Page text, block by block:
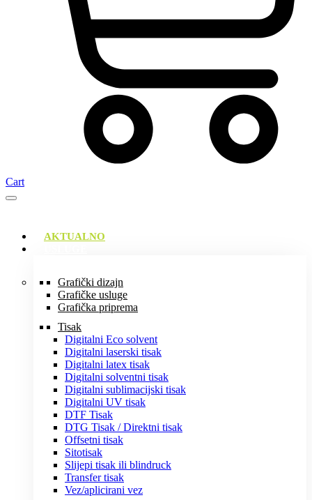
Cart
AKTUALNO
Grafički dizajn
Grafičke usluge
Grafička priprema
Tisak
Digitalni Eco solvent
Digitalni laserski tisak
Digitalni latex tisak
Digitalni solventni tisak
Digitalni sublimacijski tisak
Digitalni UV tisak
DTF Tisak
DTG Tisak / Direktni tisak
Offsetni tisak
Sitotisak
Slijepi tisak ili blindruck
Transfer tisak
Vez/aplicirani vez